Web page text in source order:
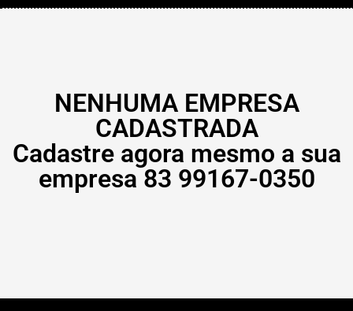
NENHUMA EMPRESA
CADASTRADA
Cadastre agora mesmo a sua
empresa 83 99167-0350